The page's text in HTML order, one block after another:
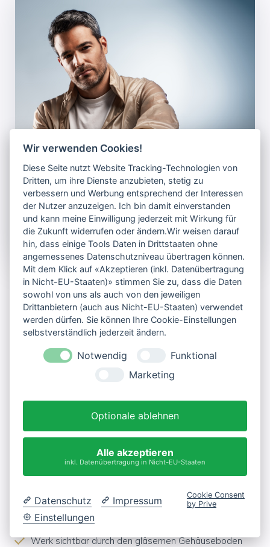
03
MECHANIK & SAVOIR-FAIRE
NewportAutomatik.
Eine Newport Automatic wird allein durch die
Bewegung des Handgelenks angetrieben – ganz ohne
, das sich bei vielen Modellen durch den
gläsernen Gehäusebodenbeobachten lässt.
Newport Diver Automaticbis zurNewport
Carbon Titane: mechanische Präzision in maritimer
Formensprache – für Damen wie Herren.
Schweizer Automatikwerk, ohne Batterie
Werk sichtbar durch den gläsernen Gehäuseboden
Wir verwenden Cookies!
Diese Seite nutzt Website Tracking-Technologien von
Dritten, um ihre Dienste anzubieten, stetig zu
verbessern und Werbung entsprechend der Interessen
der Nutzer anzuzeigen. Ich bin damit einverstanden
und kann meine Einwilligung jederzeit mit Wirkung für
die Zukunft widerrufen oder ändern.Wir weisen darauf
hin, dass einige Tools Daten in Drittstaaten ohne
angemessenes Datenschutzniveau übertragen können.
Mit dem Klick auf «Akzeptieren (inkl. Datenübertragung
in Nicht-EU-Staaten)» stimmen Sie zu, dass die Daten
sowohl von uns als auch von den jeweiligen
Drittanbietern (auch aus Nicht-EU-Staaten) verwendet
werden dürfen. Sie können Ihre Cookie-Einstellungen
selbstverständlich jederzeit ändern.
Notwendig
Funktional
Marketing
Optionale ablehnen
Alle akzeptieren
inkl. Datenübertragung in Nicht-EU-Staaten
Datenschutz
Impressum
Einstellungen
Cookie Consent
by Prive